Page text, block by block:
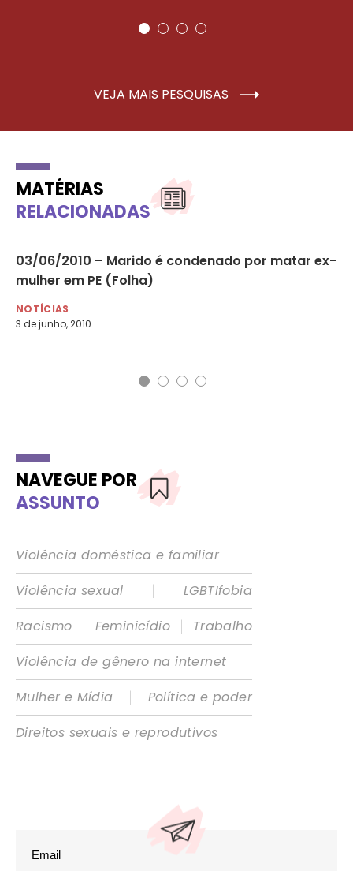
VEJA MAIS PESQUISAS
MATÉRIAS
RELACIONADAS
03/06/2010 – Marido é condenado por matar ex-
mulher em PE (Folha)
NOTÍCIAS
3 de junho, 2010
NAVEGUE POR
ASSUNTO
Violência doméstica e familiar
Violência sexual
|
LGBTIfobia
Racismo
| Feminicídio |
Trabalho
Violência de gênero na internet
Mulher e Mídia
|
Política e poder
Direitos sexuais e reprodutivos